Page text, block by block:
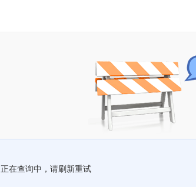
正在查询中，请刷新重试